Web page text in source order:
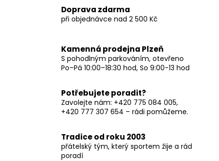
Doprava zdarma
při objednávce nad 2 500 Kč
Kamenná prodejna Plzeň
S pohodlným parkováním, otevřeno
Po–Pá 10:00–18:30 hod, So 9:00-13 hod
Potřebujete poradit?
Zavolejte nám: +420 775 084 005,
+420 777 307 654 – rádi pomůžeme.
Tradice od roku 2003
přátelský tým, který sportem žije a rád
poradí